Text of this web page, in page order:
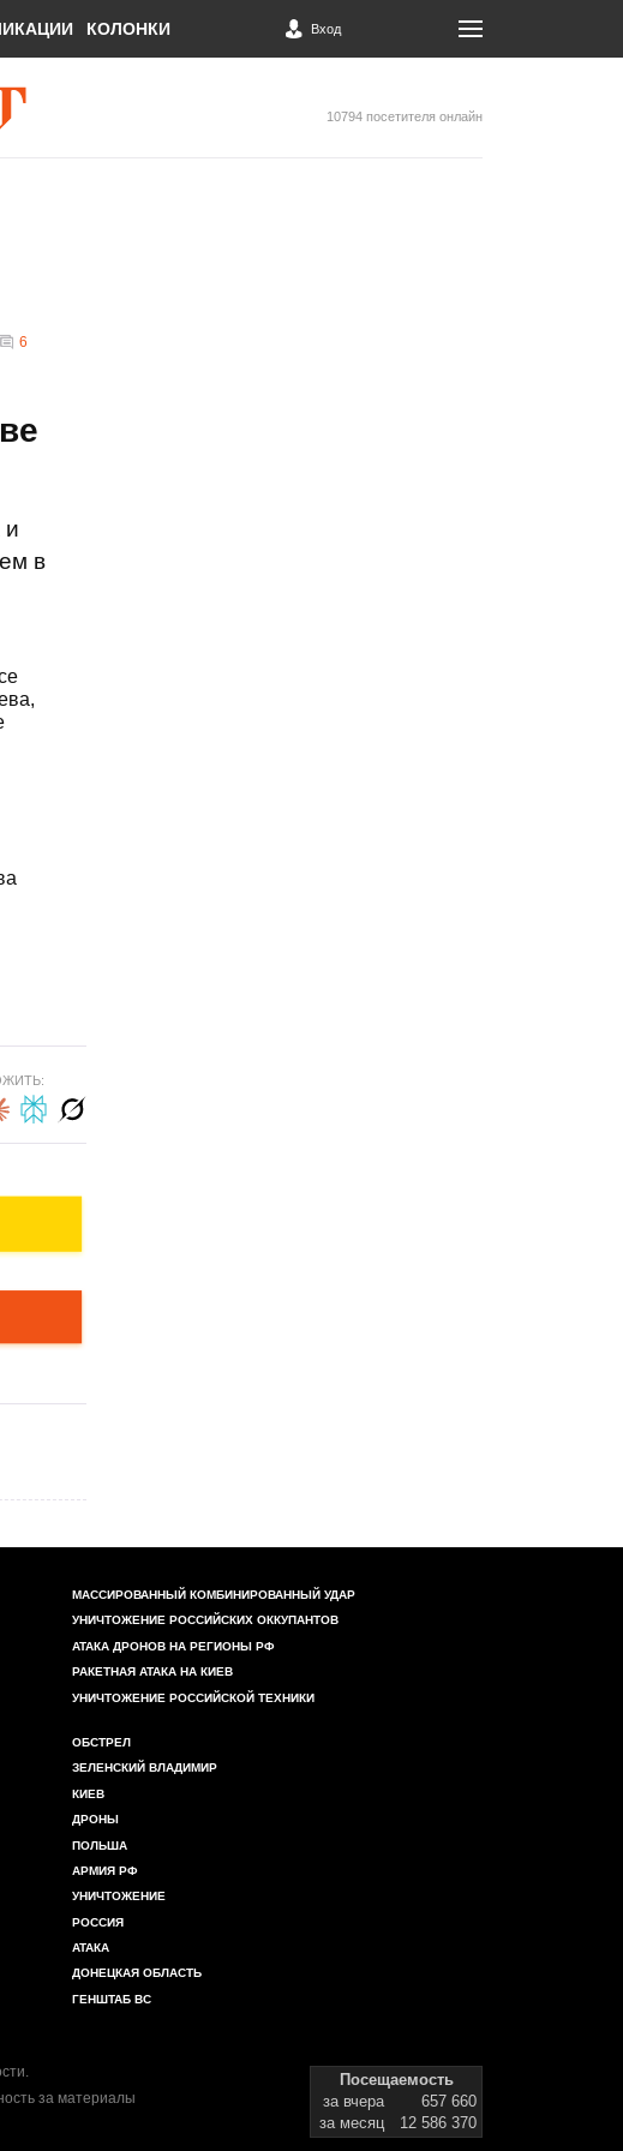
КОЛОНКИ Вход
10794 посетителя онлайн
6
и
в
МАССИРОВАННЫЙ КОМБИНИРОВАННЫЙ УДАР
УНИЧТОЖЕНИЕ РОССИЙСКИХ ОККУПАНТОВ
АТАКА ДРОНОВ НА РЕГИОНЫ РФ
РАКЕТНАЯ АТАКА НА КИЕВ
УНИЧТОЖЕНИЕ РОССИЙСКОЙ ТЕХНИКИ
ОБСТРЕЛ
ЗЕЛЕНСКИЙ ВЛАДИМИР
КИЕВ
ДРОНЫ
ПОЛЬША
АРМИЯ РФ
УНИЧТОЖЕНИЕ
РОССИЯ
АТАКА
ДОНЕЦКАЯ ОБЛАСТЬ
ГЕНШТАБ ВС
.
за материалы
Посещаемость
за вчера
657 660
за месяц
12 586 370